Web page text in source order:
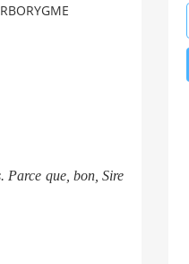
Parce que, bon, Sire